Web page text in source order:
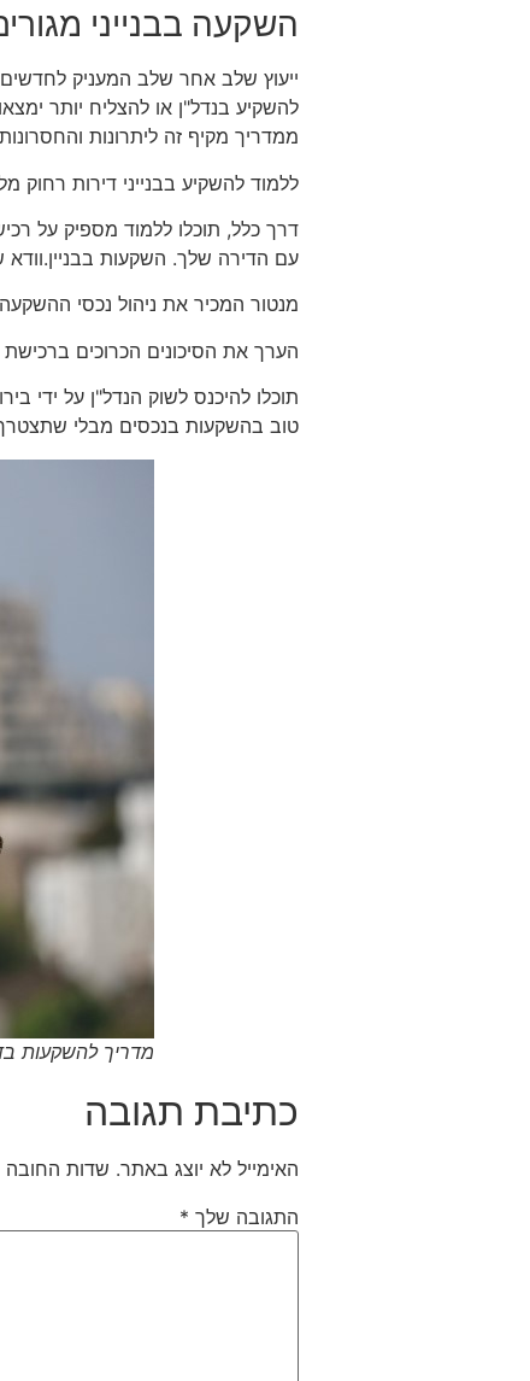
השקעה בבנייני
ייעוץ שלב אחר שלב המעניק
להשקיע בנדל"ן או להצליח יותר ימצאו
ממדריך מקיף זה ליתרונות
ללמוד להשקיע בבנייני דירות
דרך כלל, תוכלו ללמוד מספיק על
עם הדירה שלך. השקעות
מנטור המכיר את ניהול נכסי
הערך את הסיכונים הכרוכים
תוכלו להיכנס לשוק הנדל"ן על ידי
טוב בהשקעות בנכסים מבלי שתצטרך
מדריך להשקעות
כתיבת תגובה
האימייל לא יוצג באתר. שדות החובה
התגובה שלך *